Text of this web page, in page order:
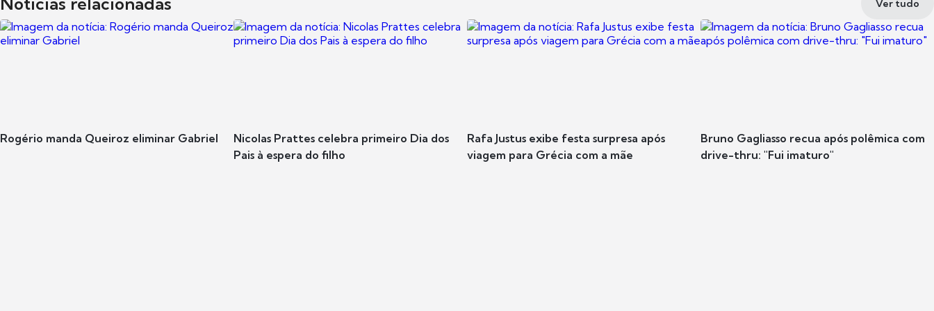
Ver tudo
Rogério manda Queiroz eliminar Gabriel
Nicolas Prattes celebra primeiro Dia dos
Pais à espera do filho
Rafa Justus exibe festa surpresa após
viagem para Grécia com a mãe
Bruno Gagliasso recua após polêmica com
drive-thru: "Fui imaturo"